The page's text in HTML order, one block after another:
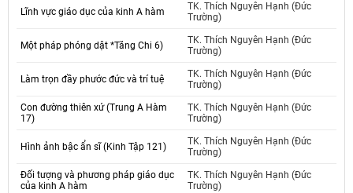
Lĩnh vực giáo dục của kinh A hàm
TK. Thích Nguyên Hạnh (Đức
Trường)
Một pháp phóng dật *Tăng Chi 6)
TK. Thích Nguyên Hạnh (Đức
Trường)
Làm trọn đầy phước đức và trí tuệ
TK. Thích Nguyên Hạnh (Đức
Trường)
Con đường thiên xứ (Trung A Hàm
17)
TK. Thích Nguyên Hạnh (Đức
Trường)
Hình ảnh bậc ẩn sĩ (Kinh Tập 121)
TK. Thích Nguyên Hạnh (Đức
Trường)
Đối tượng và phương pháp giáo dục
của kinh A hàm
TK. Thích Nguyên Hạnh (Đức
Trường)